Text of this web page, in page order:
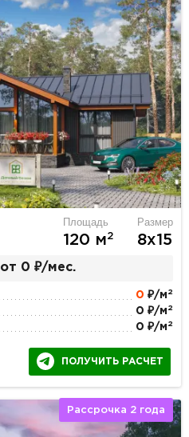
Площадь
120 м2
Размер
8х15
от 0 ₽/мес.
0 ₽/м 2
0 ₽/м 2
0 ₽/м 2
ПОЛУЧИТЬ РАСЧЕТ
Рассрочка 2 года